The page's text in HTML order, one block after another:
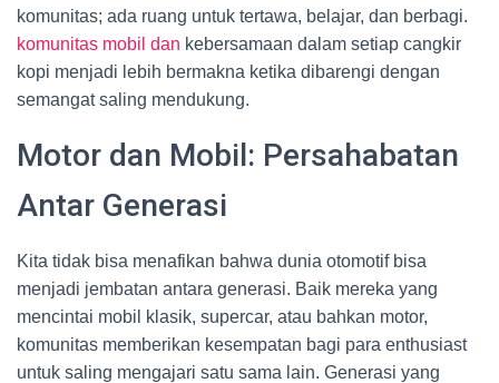
komunitas; ada ruang untuk tertawa, belajar, dan berbagi.
komunitas mobil dan kebersamaan dalam setiap cangkir
kopi menjadi lebih bermakna ketika dibarengi dengan
semangat saling mendukung.
Motor dan Mobil: Persahabatan
Antar Generasi
Kita tidak bisa menafikan bahwa dunia otomotif bisa
menjadi jembatan antara generasi. Baik mereka yang
mencintai mobil klasik, supercar, atau bahkan motor,
komunitas memberikan kesempatan bagi para enthusiast
untuk saling mengajari satu sama lain. Generasi yang